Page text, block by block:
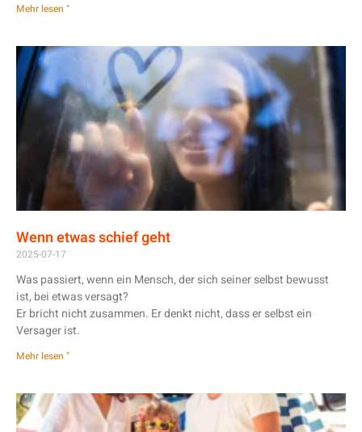
Mehr lesen "
Wenn etwas schief geht
2025-07-17
Was passiert, wenn ein Mensch, der sich seiner selbst bewusst
ist, bei etwas versagt?
Er bricht nicht zusammen. Er denkt nicht, dass er selbst ein
Versager ist.
Mehr lesen "